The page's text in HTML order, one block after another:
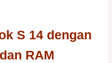
S 14 dengan
RAM